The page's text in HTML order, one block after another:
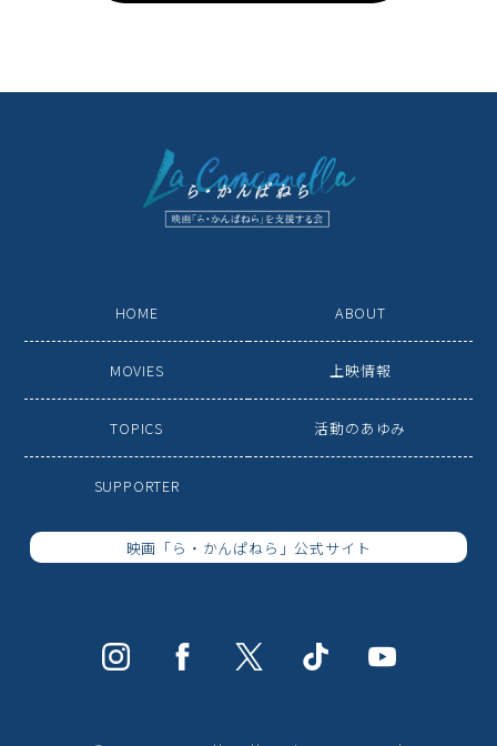
HOME ABOUT
MOVIES 上映情報
TOPICS 活動のあゆみ
SUPPORTER
映画「ら・かんぱねら」公式サイト